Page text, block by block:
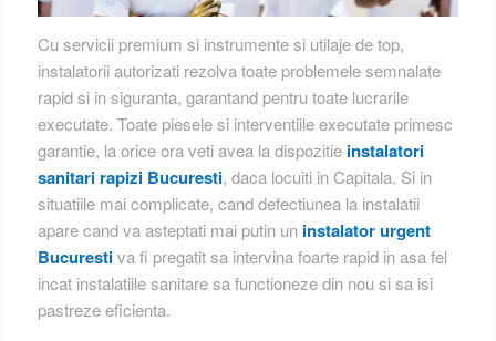
Cu servicii premium si instrumente si utilaje de top,
instalatorii autorizati rezolva toate problemele semnalate
rapid si in siguranta, garantand pentru toate lucrarile
executate. Toate piesele si interventiile executate primesc
garantie, la orice ora veti avea la dispozitie instalatori
sanitari rapizi Bucuresti, daca locuiti in Capitala. Si in
situatiile mai complicate, cand defectiunea la instalatii
apare cand va asteptati mai putin un instalator urgent
Bucurestiva fi pregatit sa intervina foarte rapid in asa fel
incat instalatiile sanitare sa functioneze din nou si sa isi
pastreze eficienta.